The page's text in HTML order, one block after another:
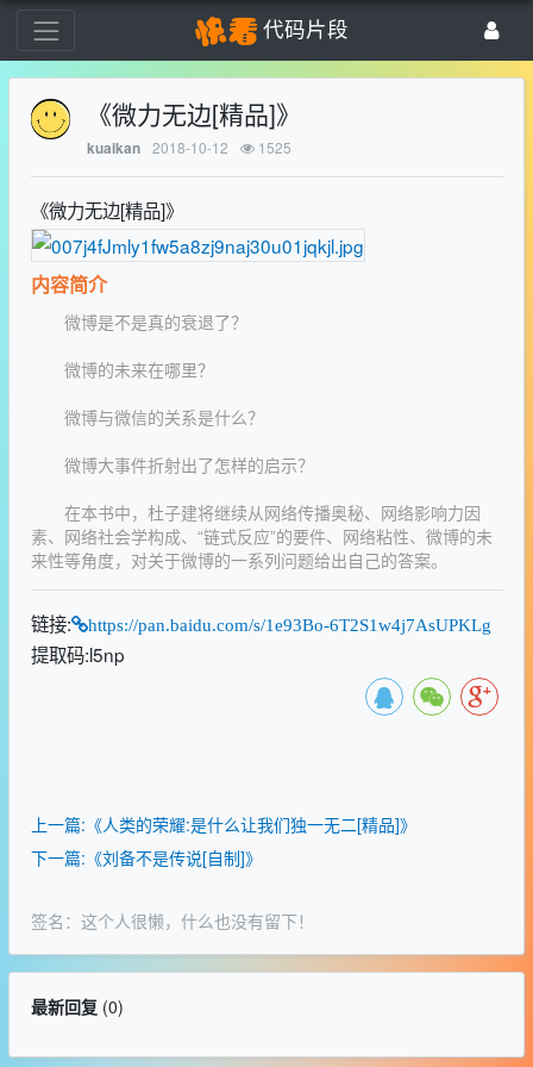
代码片段
《微力无边[精品]》
kuaikan 2018-10-12 1525
《微力无边[精品]》
内容简介
微博是不是真的衰退了？
微博的未来在哪里？
微博与微信的关系是什么？
微博大事件折射出了怎样的启示？
在本书中，杜子建将继续从网络传播奥秘、网络影响力因
素、网络社会学构成、“链式反应”的要件、网络粘性、微博的未
来性等角度，对关于微博的一系列问题给出自己的答案。
链接: https://pan.baidu.com/s/1e93Bo-6T2S1w4j7AsUPKLg
提取码:l5np
上一篇:《人类的荣耀:是什么让我们独一无二[精品]》
下一篇:《刘备不是传说[自制]》
签名：这个人很懒，什么也没有留下！
最新回复(0)